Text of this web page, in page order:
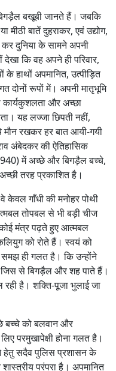
बखूबी जानते हैं। जबकि
बातें दुहराकर, एवं उद्योग,
कर दुनिया के सामने अपनी
कि वह अपने ही परिवार,
के हाथों अपमानित, उत्पीड़ित
दोनों रूपों में। अपनी मातृभूमि
कार्यकुशलता और अच्छा
यह लज्जा छिपती नहीं,
रखकर हर बात आयी-गयी
अंबेदकर की ऐतिहासिक
में अच्छे और बिगड़ैल बच्चे,
तरह प्रकाशित है।
गाँधी की मनोहर पोथी
तोपबल से भी बड़ी चीज
मंत्र पढ़ते हुए आत्मबल
को रोते हैं। स्वयं को
ही गलत है। कि उन्होंने
जिस से बिगड़ैल और शह पाते हैं।
है। शक्ति-पूजा भुलाई जा
बच्चे को बलवान और
परमुखापेक्षी होना गलत है।
हेतु सदैव पुलिस प्रशासन के
परंपरा है। अपमानित